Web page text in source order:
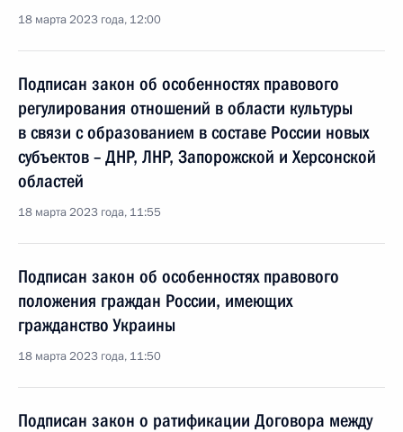
18 марта 2023 года, 12:00
Подписан закон об особенностях правового
регулирования отношений в области культуры
в связи с образованием в составе России новых
субъектов – ДНР, ЛНР, Запорожской и Херсонской
областей
18 марта 2023 года, 11:55
Подписан закон об особенностях правового
положения граждан России, имеющих
гражданство Украины
18 марта 2023 года, 11:50
Подписан закон о ратификации Договора между